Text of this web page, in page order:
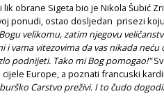
lik obrane Sigeta bio je Nikola Šubić
ponudi, ostao dosljedan prisezi
velikomu, zatim njegovu
i vama vitezovima da vas nikada
podnijeti. Tako mi Bog pomogao!"
Europe, a poznati francuski
Carstvo preživi. I to čudo